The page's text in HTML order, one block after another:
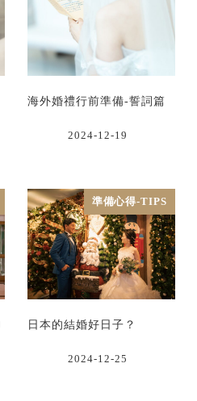
海外婚禮行前準備-誓詞篇
2024-12-19
準備心得-TIPS
日本的結婚好日子？
2024-12-25